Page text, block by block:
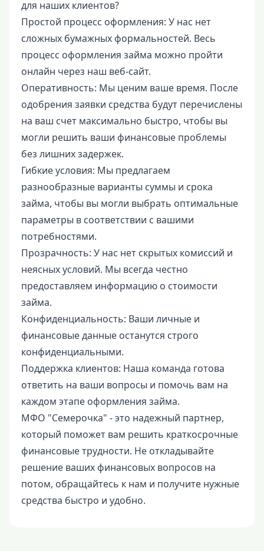
для наших клиентов?
Простой процесс оформления: У нас нет
сложных бумажных формальностей. Весь
процесс оформления займа можно пройти
онлайн через наш веб-сайт.
Оперативность: Мы ценим ваше время. После
одобрения заявки средства будут перечислены
на ваш счет максимально быстро, чтобы вы
могли решить ваши финансовые проблемы
без лишних задержек.
Гибкие условия: Мы предлагаем
разнообразные варианты суммы и срока
займа, чтобы вы могли выбрать оптимальные
параметры в соответствии с вашими
потребностями.
Прозрачность: У нас нет скрытых комиссий и
неясных условий. Мы всегда честно
предоставляем информацию о стоимости
займа.
Конфиденциальность: Ваши личные и
финансовые данные останутся строго
конфиденциальными.
Поддержка клиентов: Наша команда готова
ответить на ваши вопросы и помочь вам на
каждом этапе оформления займа.
МФО "Семерочка" - это надежный партнер,
который поможет вам решить краткосрочные
финансовые трудности. Не откладывайте
решение ваших финансовых вопросов на
потом, обращайтесь к нам и получите нужные
средства быстро и удобно.